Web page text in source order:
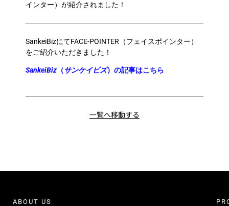
インター）が紹介されました！
SankeiBizにてFACE-POINTER（フェイスポインター）
をご紹介いただきました！
SankeiBiz （サンケイビズ）の記事はこちら
一覧へ移動する
ABOUT US